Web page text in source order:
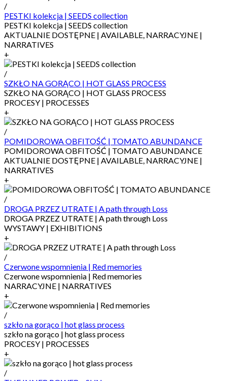
/
PESTKI kolekcja | SEEDS collection
PESTKI kolekcja | SEEDS collection
AKTUALNIE DOSTĘPNE | AVAILABLE, NARRACYJNE |
NARRATIVES
+
/
SZKŁO NA GORĄCO | HOT GLASS PROCESS
SZKŁO NA GORĄCO | HOT GLASS PROCESS
PROCESY | PROCESSES
+
/
POMIDOROWA OBFITOŚĆ | TOMATO ABUNDANCE
POMIDOROWA OBFITOŚĆ | TOMATO ABUNDANCE
AKTUALNIE DOSTĘPNE | AVAILABLE, NARRACYJNE |
NARRATIVES
+
/
DROGA PRZEZ UTRATE | A path through Loss
DROGA PRZEZ UTRATE | A path through Loss
WYSTAWY | EXHIBITIONS
+
/
Czerwone wspomnienia | Red memories
Czerwone wspomnienia | Red memories
NARRACYJNE | NARRATIVES
+
/
szkło na gorąco | hot glass process
szkło na gorąco | hot glass process
PROCESY | PROCESSES
+
/